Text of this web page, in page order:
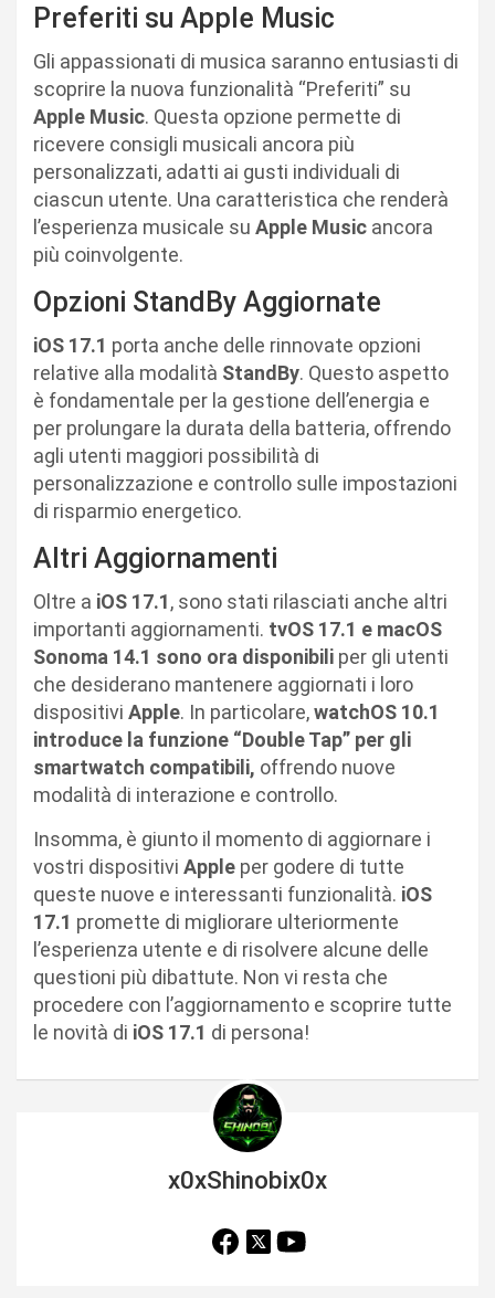
Preferiti su Apple Music
Gli appassionati di musica saranno entusiasti di
scoprire la nuova funzionalità “Preferiti” su
Apple Music. Questa opzione permette di
ricevere consigli musicali ancora più
personalizzati, adatti ai gusti individuali di
ciascun utente. Una caratteristica che renderà
l’esperienza musicale su Apple Music ancora
più coinvolgente.
Opzioni StandBy Aggiornate
iOS 17.1 porta anche delle rinnovate opzioni
relative alla modalità StandBy. Questo aspetto
è fondamentale per la gestione dell’energia e
per prolungare la durata della batteria, offrendo
agli utenti maggiori possibilità di
personalizzazione e controllo sulle impostazioni
di risparmio energetico.
Altri Aggiornamenti
Oltre a iOS 17.1, sono stati rilasciati anche altri
importanti aggiornamenti. tvOS 17.1 e macOS
Sonoma 14.1 sono ora disponibili per gli utenti
che desiderano mantenere aggiornati i loro
dispositivi Apple. In particolare,watchOS 10.1
introduce la funzione “Double Tap” per gli
smartwatch compatibili, offrendo nuove
modalità di interazione e controllo.
Insomma, è giunto il momento di aggiornare i
vostri dispositivi Apple per godere di tutte
queste nuove e interessanti funzionalità. iOS
17.1 promette di migliorare ulteriormente
l’esperienza utente e di risolvere alcune delle
questioni più dibattute. Non vi resta che
procedere con l’aggiornamento e scoprire tutte
le novità di iOS 17.1 di persona!
x0xShinobix0x